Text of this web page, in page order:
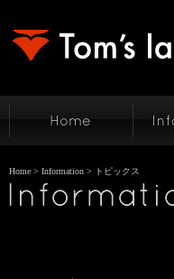
Home > Information > トピックス